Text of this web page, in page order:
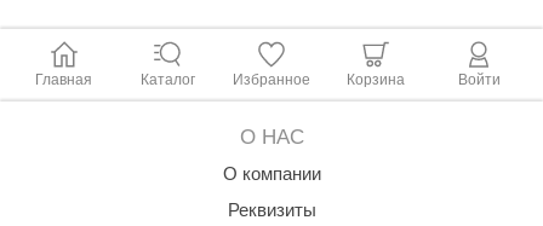
Главная Каталог Избранное Корзина Войти
О НАС
О компании
Реквизиты